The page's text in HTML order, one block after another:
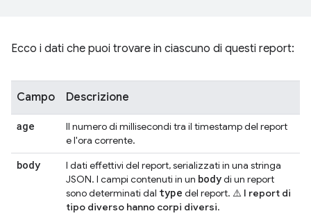
Ecco i dati che puoi trovare in ciascuno di questi report:
Campo Descrizione
age
Il numero di millisecondi tra il timestamp del report
e l'ora corrente.
body
I dati effettivi del report, serializzati in una stringa
JSON. I campi contenuti in un bodydi un report
sono determinati dal type del report. ⚠️ I report di
tipo diverso hanno corpi diversi.